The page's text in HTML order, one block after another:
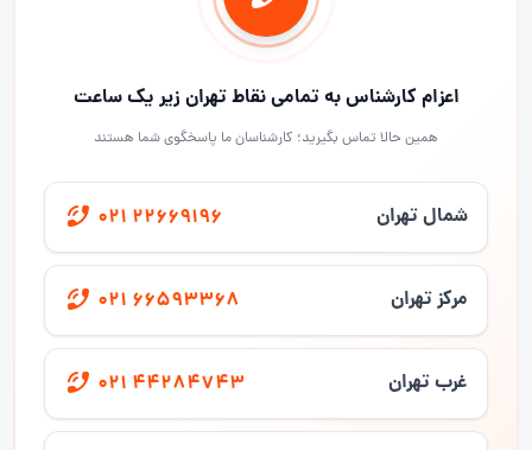
اعزام کارشناس به تمامی نقاط تهران زیر یک ساعت
همین حالا تماس بگیرید؛ کارشناسان ما پاسخگوی شما هستند
شمال تهران 021 22669196
مرکز تهران 021 66593368
غرب تهران 021 44284743